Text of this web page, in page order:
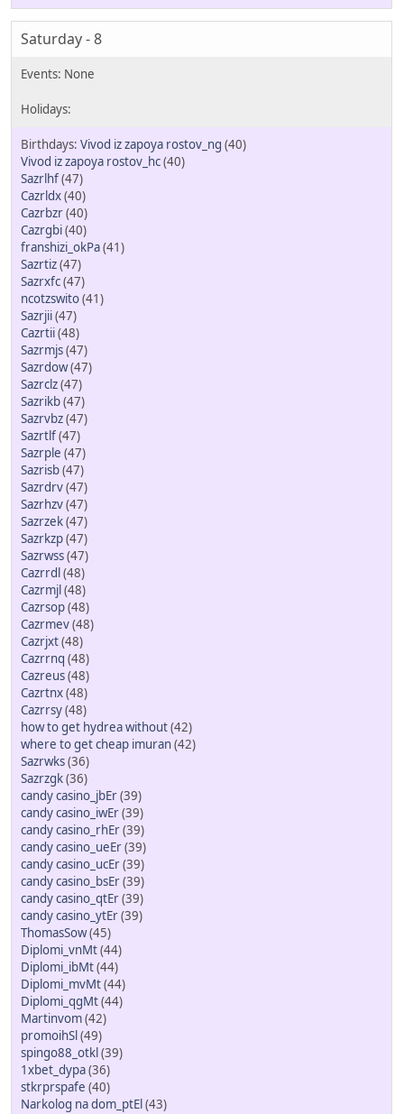
Saturday - 8
Vivod iz zapoya rostov_ng (40)
Vivod iz zapoya rostov_hc(40)
Sazrlhf(47)
Cazrldx(40)
Cazrbzr(40)
Cazrgbi(40)
franshizi_okPa(41)
Sazrtiz(47)
Sazrxfc(47)
ncotzswito(41)
Sazrjii(47)
Cazrtii(48)
Sazrmjs(47)
Sazrdow(47)
Sazrclz(47)
Sazrikb(47)
Sazrvbz(47)
Sazrtlf(47)
Sazrple (47)
Sazrisb(47)
Sazrdrv(47)
Sazrhzv(47)
Sazrzek(47)
Sazrkzp(47)
Sazrwss(47)
Cazrrdl (48)
Cazrmjl (48)
Cazrsop(48)
Cazrmev(48)
Cazrjxt(48)
Cazrrnq (48)
Cazreus(48)
Cazrtnx(48)
Cazrrsy(48)
how to get hydrea without(42)
where to get cheap imuran(42)
Sazrwks(36)
Sazrzgk(36)
candy casino_jbEr(39)
candy casino_iwEr(39)
candy casino_rhEr(39)
candy casino_ueEr(39)
candy casino_ucEr(39)
candy casino_bsEr(39)
candy casino_qtEr(39)
candy casino_ytEr(39)
ThomasSow(45)
Diplomi_vnMt(44)
Diplomi_ibMt(44)
Diplomi_mvMt(44)
Diplomi_qgMt(44)
Martinvom(42)
promoihSl (49)
spingo88_otkl (39)
1xbet_dypa(36)
stkrprspafe (40)
Narkolog na dom_ptEl (43)